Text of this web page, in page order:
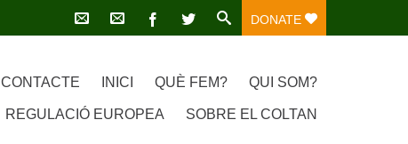
DONATE
CONTACTE INICI QUÈ FEM? QUI SOM?
REGULACIÓ EUROPEA SOBRE EL COLTAN